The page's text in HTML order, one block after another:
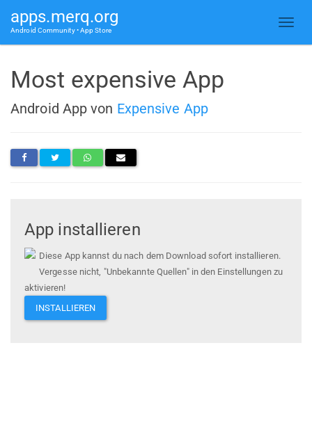
apps.merq.org
Android Community • App Store
Most expensive App
Android App von Expensive App
App installieren
Diese App kannst du nach dem Download sofort installieren.
Vergesse nicht, "Unbekannte Quellen" in den Einstellungen zu
aktivieren!
INSTALLIEREN